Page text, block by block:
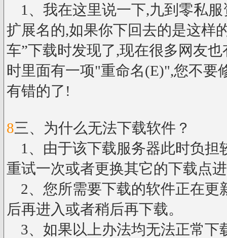
1、我在这里说一下,九到零私
扩展名的,如果你下回去的是这样
车”下载时发现了,现在很多网友
时里面有一项"重命名(E)",您不要
有错的了!
8三、为什么无法下载软件？
1、由于该下载服务器此时负担
重试一次或者更换其它的下载点
2、您所需要下载的软件正在更
后再进入或者稍后再下载。
3、如果以上办法均无法正常下